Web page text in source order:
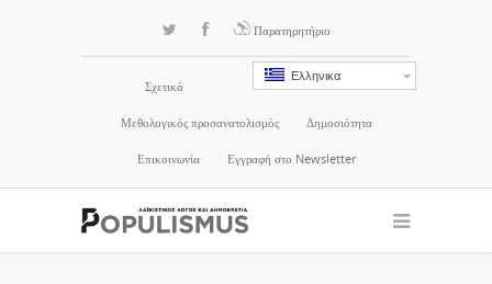
Παρατηρητήριο
Ελληνικα
Σχετικά
Μεθολογικός προσανατολισμός Δημοσιότητα
Επικοινωνία Εγγραφή στο Newsletter